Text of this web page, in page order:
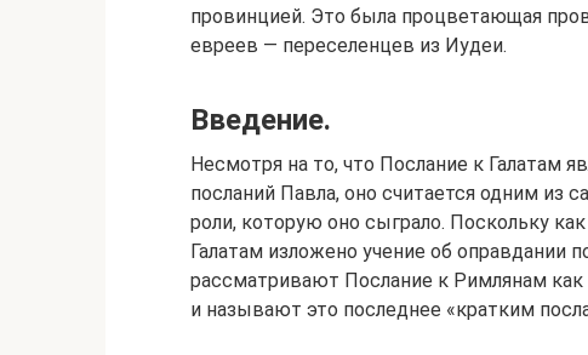
провинцией. Это была процветающая
евреев — переселенцев из Иудеи.
Введение.
Несмотря на то, что Послание к Галатам
посланий Павла, оно считается одним из
роли, которую оно сыграло. Поскольку
Галатам изложено учение об оправдании
рассматривают Послание к Римлянам как
и называют это последнее «кратким